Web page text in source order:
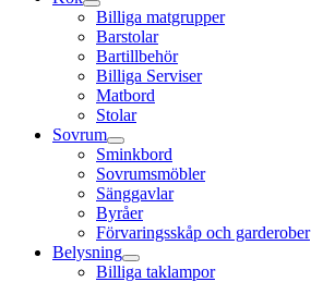
Billiga matgrupper
Barstolar
Bartillbehör
Billiga Serviser
Matbord
Stolar
Sovrum
Sminkbord
Sovrumsmöbler
Sänggavlar
Byråer
Förvaringsskåp och garderober
Belysning
Billiga taklampor